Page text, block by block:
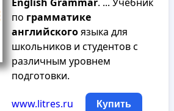
по грамматике
английскогоязыка для
школьников и студентов с
различным уровнем
подготовки.
www.litres.ru Купить